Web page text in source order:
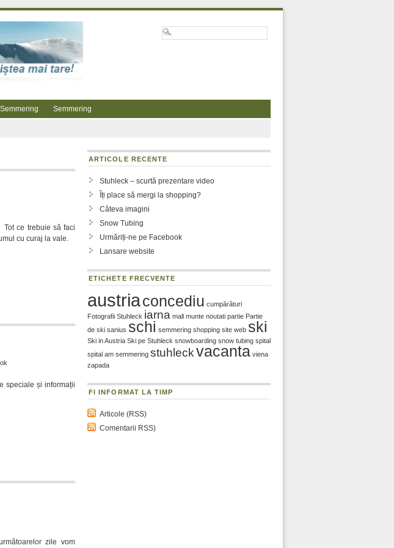
Semmering
ce trebuie să faci
cu curaj la vale.
speciale și informații
zile vom
ARTICOLE RECENTE
Stuhleck – scurtă prezentare video
Îți place să mergi la shopping?
Câteva imagini
Snow Tubing
Urmăriți-ne pe Facebook
Lansare website
ETICHETE FRECVENTE
austriaconcediu cumpărături
Fotografii Stuhleck iarna mall munte noutati partie Partie
de ski sanius schi semmering shopping site web ski
Ski in Austria Ski pe Stuhleck snowboarding snow tubing spital
spital am semmering stuhleckvacanta viena
zapada
FI INFORMAT LA TIMP
Articole (RSS)
Comentarii RSS)